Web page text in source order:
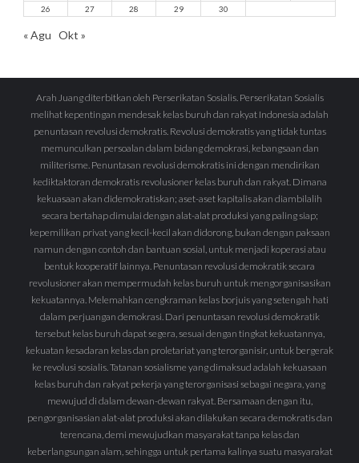
26
27 28 29 30
« Agu Okt »
Arah Juang diterbitkan oleh Perserikatan Sosialis. Perserikatan Sosialis
melihat kepentingan mendesak kelas buruh dan rakyat Indonesia adalah
penuntasan revolusi demokratis. Revolusi demokratis yang tidak tuntas
memunculkan persoalan dalam bidang demokrasi, kebangsaan dan
militerisme. Penuntasan revolusi demokratis ini dengan mendirikan
kediktaktoran demokratis revolusioner kelas buruh dan rakyat. Dimana
kekuasaan akan didemokratiskan; aset-aset kapitalis akan diambilalih
secara bertahap dimulai dengan alat-alat produksi yang paling siap;
kepemilikan privat yang kecil-kecil akan didorong, bukan dengan paksaan
namun dengan contoh dan bantuan sosial, untuk menjadi koperasi atau
bentuk kooperatif lainnya. Penuntasan revolusi demokratik secara
revolusioner akan mempermudah kelas buruh untuk mengorganisasikan
kekuatannya. Melemahkan cengkraman kelas borjuis yang setengah hati
dalam perjuangan demokrasi. Dari penuntasan revolusi demokratik
tersebut kelas buruh dapat segera, sesuai dengan tingkat kekuatannya,
kekuatan kesadaran kelas dan proletariat yang terorganisir, untuk bergerak
ke revolusi sosialis. Tatanan sosialisme yang dimaksud adalah kekuasaan
kelas buruh dan rakyat pekerja yang terorganisasi sebagai negara, yang
mewujud di dalam dewan-dewan rakyat. Bersamaan dengan itu,
pengorganisasian alat-alat produksi akan dilakukan secara demokratis dan
terencana, demi mewujudkan masyarakat tanpa kelas dan
keberlangsungan alam, sehingga untuk pertama kalinya suatu masyarakat